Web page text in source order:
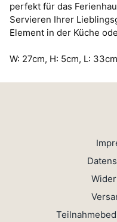
perfekt für das
Servieren Ihrer
Element in der Küche
W: 27cm, H: 5cm, L: 33cm